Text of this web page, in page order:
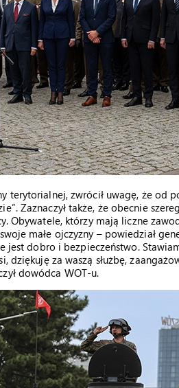
terytorialnej, zwrócił uwagę, że od
Zaznaczył także, że obecnie
Obywatele, którzy mają liczne
małe ojczyzny – powiedział
jest dobro i bezpieczeństwo.
dziękuję za waszą służbę,
dowódca WOT-u.